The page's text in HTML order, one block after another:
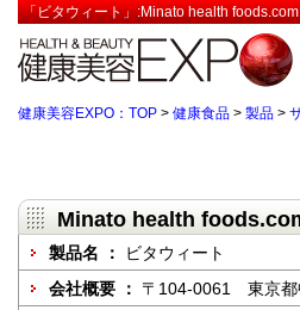
「ビタウィート」:Minato health
健康美容EXPO：TOP > 健康食品 > 製品 >
Minato health
製品名 ：
ビタウィート
会社概要 ： 〒104-0061 東京都